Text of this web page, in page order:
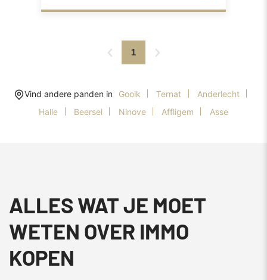
1
Vind andere panden in Gooik Ternat
Anderlecht
Halle
Beersel Ninove Affligem Asse
ALLES WAT JE MOET
WETEN OVER IMMO
KOPEN